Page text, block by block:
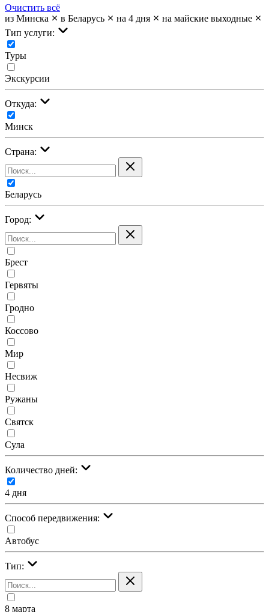
Очистить всё
из Минска
в Беларусь на 4 дня
на майские выходные
Тип услуги:
Туры
Экскурсии
Откуда:
Минск
Страна:
Беларусь
Город:
Брест
Гервяты
Гродно
Коссово
Мир
Несвиж
Ружаны
Святск
Сула
Количество дней:
4 дня
Cпособ передвижения:
Автобус
Тип:
8 марта